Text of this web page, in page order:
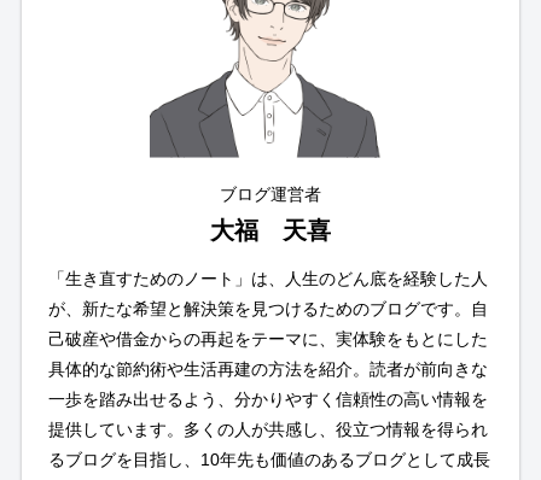
ブログ運営者
大福 天喜
「生き直すためのノート」は、人生のどん底を経験した人
が、新たな希望と解決策を見つけるためのブログです。自
己破産や借金からの再起をテーマに、実体験をもとにした
具体的な節約術や生活再建の方法を紹介。読者が前向きな
一歩を踏み出せるよう、分かりやすく信頼性の高い情報を
提供しています。多くの人が共感し、役立つ情報を得られ
るブログを目指し、10年先も価値のあるブログとして成長